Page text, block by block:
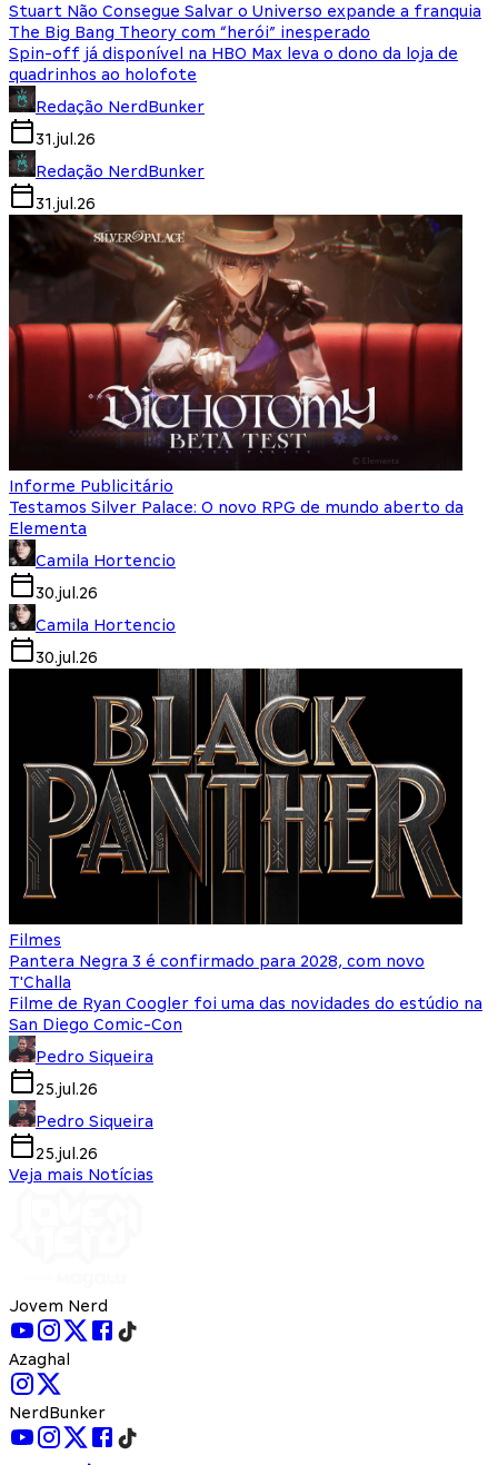
Stuart Não Consegue Salvar o Universo expande a franquia
The Big Bang Theory com “herói” inesperado
Spin-off já disponível na HBO Max leva o dono da loja de
quadrinhos ao holofote
Redação NerdBunker
31.jul.26
Redação NerdBunker
31.jul.26
Informe Publicitário
Testamos Silver Palace: O novo RPG de mundo aberto da
Elementa
Camila Hortencio
30.jul.26
Camila Hortencio
30.jul.26
Filmes
Pantera Negra 3 é confirmado para 2028, com novo
T'Challa
Filme de Ryan Coogler foi uma das novidades do estúdio na
San Diego Comic-Con
Pedro Siqueira
25.jul.26
Pedro Siqueira
25.jul.26
Veja mais Notícias
Jovem Nerd
Azaghal
NerdBunker